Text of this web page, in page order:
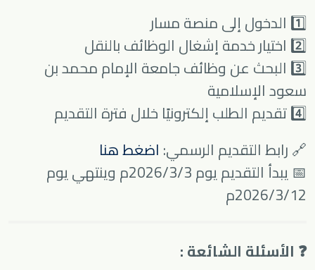
1️⃣ الدخول إلى منصة مسار
2️⃣ اختيار خدمة إشغال الوظائف بالنقل
3️⃣ البحث عن وظائف جامعة الإمام محمد بن
سعود الإسلامية
4️⃣ تقديم الطلب إلكترونيًا خلال فترة التقديم
🔗 رابط التقديم الرسمي: اضغط هنا
📅 يبدأ التقديم يوم 2026/3/3م وينتهي يوم
2026/3/12م
❓ الأسئلة الشائعة :